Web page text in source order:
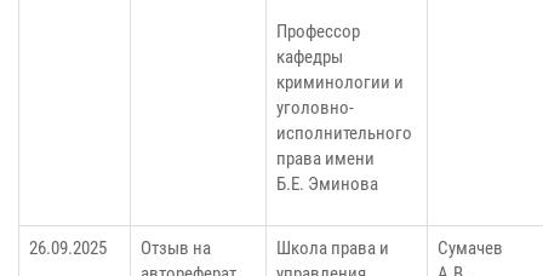
Профессор
кафедры
криминологии и
уголовно-
исполнительного
права имени
Б.Е. Эминова
26.09.2025
Отзыв на
Школа права и
Сумачев